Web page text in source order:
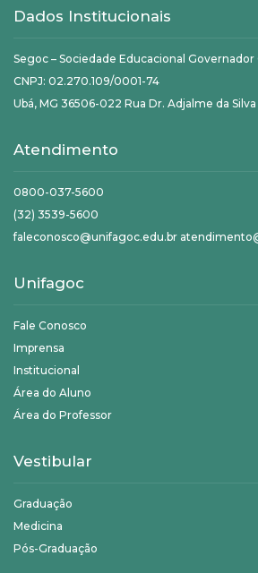
Dados Institucionais
Segoc – Sociedade Educacional
CNPJ: 02.270.109/0001-74
Ubá, MG 36506-022 Rua Dr. Adjalme da
Atendimento
0800-037-5600
(32) 3539-5600
faleconosco@unifagoc.edu.br
Unifagoc
Fale Conosco
Imprensa
Institucional
Área do Aluno
Área do Professor
Vestibular
Graduação
Medicina
Pós-Graduação